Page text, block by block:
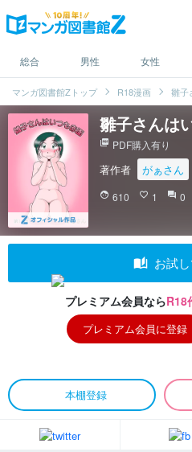
総合 男性 女性
マンガ図書館Zトップ R18漫画 雛子
雛子さんは
picture_as_pdf PDF購入有り
著作者 がぁさん
face 610 favorite_border 1 question_answer 0
auto_stories お試
プレミアム会員ならR18
プレミアム会員に登録
本棚登録